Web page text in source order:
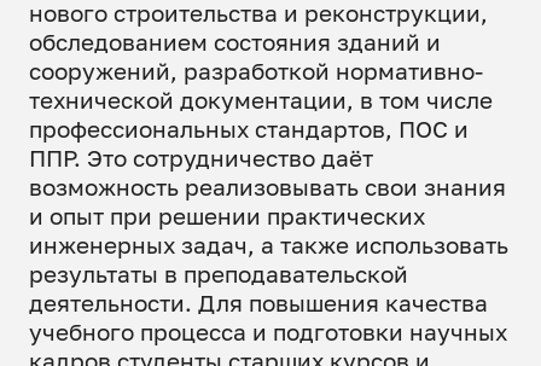
нового строительства и реконструкции,
обследованием состояния зданий и
сооружений, разработкой нормативно-
технической документации, в том числе
профессиональных стандартов, ПОС и
ППР. Это сотрудничество даёт
возможность реализовывать свои знания
и опыт при решении практических
инженерных задач, а также использовать
результаты в преподавательской
деятельности. Для повышения качества
учебного процесса и подготовки научных